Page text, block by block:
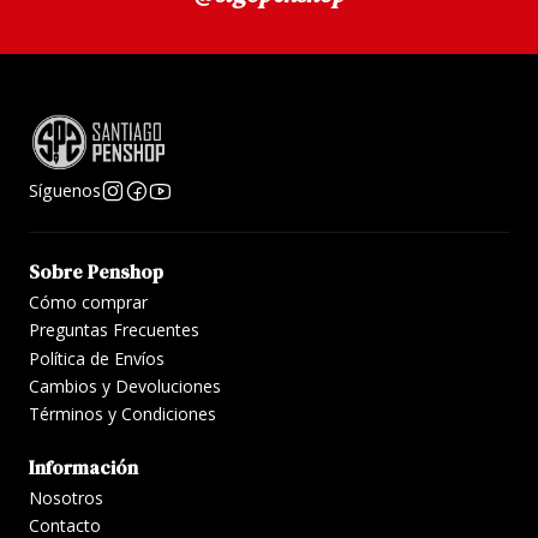
Síguenos
Sobre Penshop
Cómo comprar
Preguntas Frecuentes
Política de Envíos
Cambios y Devoluciones
Términos y Condiciones
Información
Nosotros
Contacto